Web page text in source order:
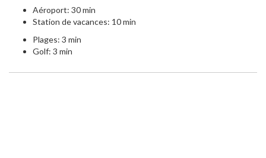
Aéroport: 30 min
Station de vacances: 10 min
Plages: 3 min
Golf: 3 min